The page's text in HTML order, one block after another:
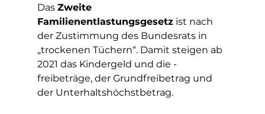
Das Zweite
Familienentlastungsgesetz ist nach
der Zustimmung des Bundesrats in
„trockenen Tüchern“. Damit steigen ab
2021 das Kindergeld und die -
freibeträge, der Grundfreibetrag und
der Unterhaltshöchstbetrag.